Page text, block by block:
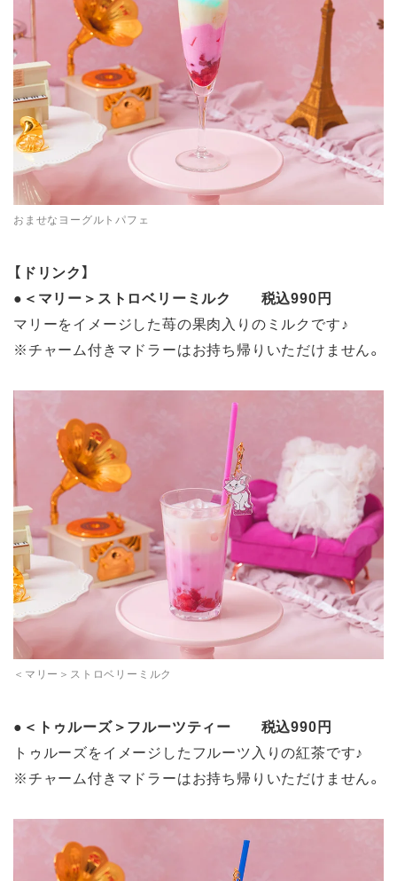
おませなヨーグルトパフェ
【ドリンク】
● ＜マリー＞ストロベリーミルク 税込990円
マリーをイメージした苺の果肉入りのミルクです♪
※チャーム付きマドラーはお持ち帰りいただけません。
＜マリー＞ストロベリーミルク
● ＜トゥルーズ＞フルーツティー 税込990円
トゥルーズをイメージしたフルーツ入りの紅茶です♪
※チャーム付きマドラーはお持ち帰りいただけません。